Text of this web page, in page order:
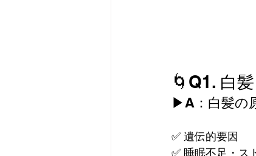
🌀Q1. 白
▶A：白髪の
✅ 遺伝的要因
✅ 睡眠不足・ス